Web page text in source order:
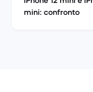
mini: confronto